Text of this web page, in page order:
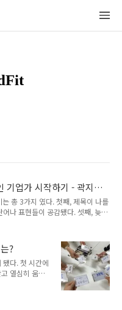
기업가 시작하기 - 곽지영
총 3가지 였다. 첫째, 제목이 나를
나 표현들이 공감됐다. 셋째, 늦어
계획을 갖고 있었다. 언젠가 회
제적 자유 얻어야지' 이렇게 추상적
이런 생각들을 더욱 선명하게 만
글을 읽으면서 내가 회사를 다니면
감이 많이 됐었다. 나 또한 블로그
?
됐다. 첫 시간에
열심히 움직
는 생각이 들